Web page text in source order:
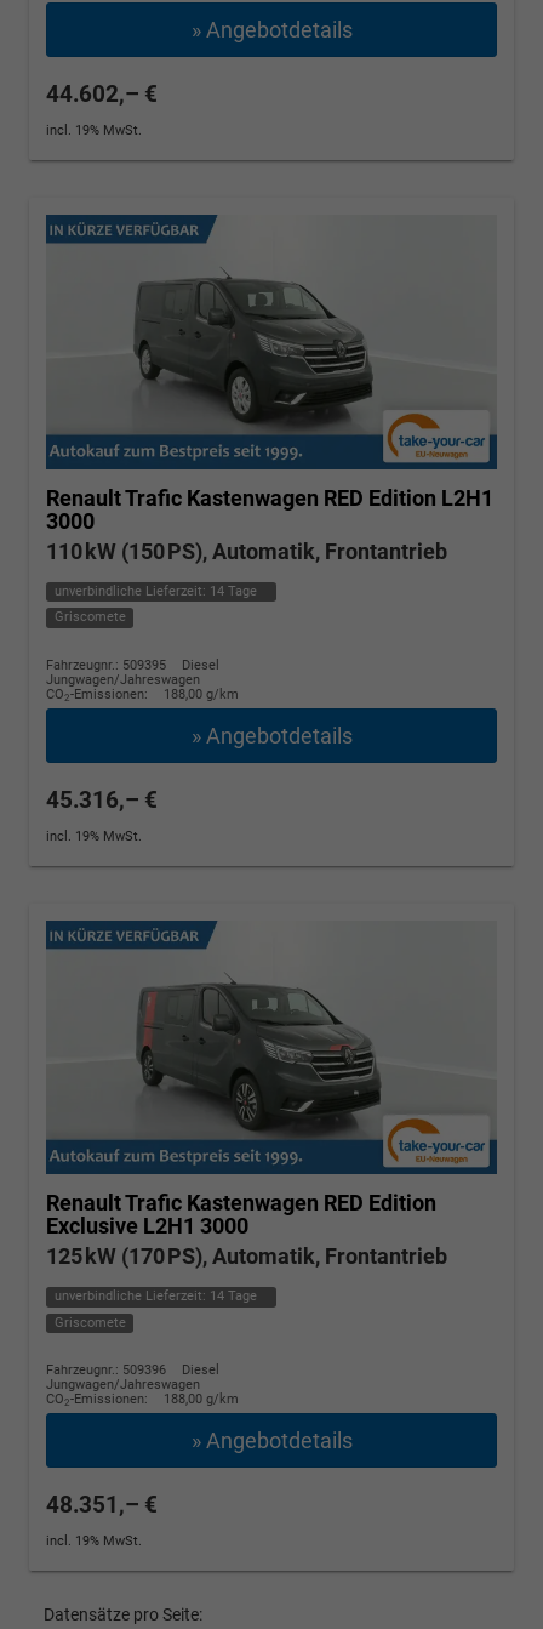
» Angebotdetails
44.602,– €
incl. 19% MwSt.
Renault Trafic Kastenwagen RED Edition L2H1
3000
110 kW (150 PS), Automatik, Frontantrieb
unverbindliche Lieferzeit: 14 Tage
Griscomete
Fahrzeugnr.: 509395
Diesel
Jungwagen/Jahreswagen
CO2-Emissionen: 188,00 g/km
» Angebotdetails
45.316,– €
incl. 19% MwSt.
Renault Trafic Kastenwagen RED Edition
Exclusive L2H1 3000
125 kW (170 PS), Automatik, Frontantrieb
unverbindliche Lieferzeit: 14 Tage
Griscomete
Fahrzeugnr.: 509396
Diesel
Jungwagen/Jahreswagen
CO2-Emissionen: 188,00 g/km
» Angebotdetails
48.351,– €
incl. 19% MwSt.
Datensätze pro Seite: